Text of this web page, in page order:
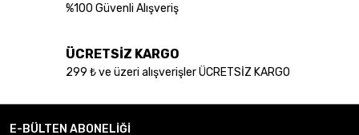
%100 Güvenli Alışveriş
ÜCRETSİZ KARGO
299 ₺ ve üzeri alışverişler ÜCRETSİZ KARGO
E-BÜLTEN ABONELİĞİ